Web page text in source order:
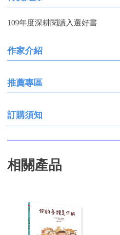
109年度深耕閱讀入選好書
作家介紹
推薦專區
訂購須知
相關產品